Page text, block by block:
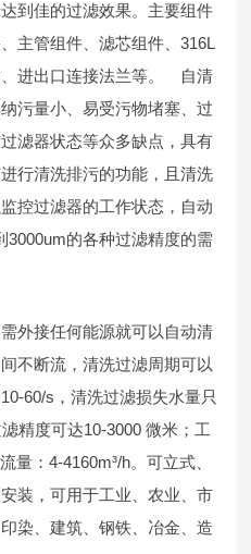
到佳的过滤效果。主要组件
主管组件、滤芯组件、316L
进出口连接法兰等。 自清
污量小、易受污物堵塞、过
滤器状态等众多缺点，具有
行清洗排污的功能，且清洗
控过滤器的工作状态，自动
3000um的各种过滤精度的需
外接任何能源就可以自动清
不断流，清洗过滤周期可以
60/s，清洗过滤损失水量只
精度可达10-3000 微米；工
量：4-4160m³/h。可立式、
装，可用于工业、农业、市
染、建筑、钢铁、冶金、造